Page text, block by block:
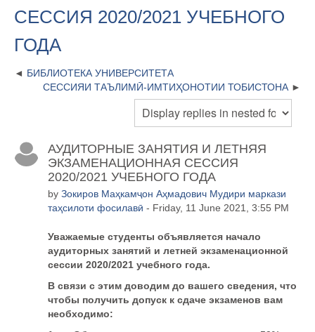
СЕССИЯ 2020/2021 УЧЕБНОГО
ГОДА
БИБЛИОТЕКА УНИВЕРСИТЕТА
СЕССИЯИ ТАЪЛИМӢ-ИМТИҲОНОТИИ ТОБИСТОНА
АУДИТОРНЫЕ ЗАНЯТИЯ И ЛЕТНЯЯ
ЭКЗАМЕНАЦИОННАЯ СЕССИЯ
2020/2021 УЧЕБНОГО ГОДА
by Зокиров Маҳкамҷон Аҳмадович Мудири маркази
таҳсилоти фосилавӣ - Friday, 11 June 2021, 3:55 PM
Уважаемые студенты объявляется начало
аудиторных занятий и летней экзаменационной
сессии 2020/2021 учебного года.
В связи с этим доводим до вашего сведения, что
чтобы получить допуск к сдаче экзаменов вам
необходимо: